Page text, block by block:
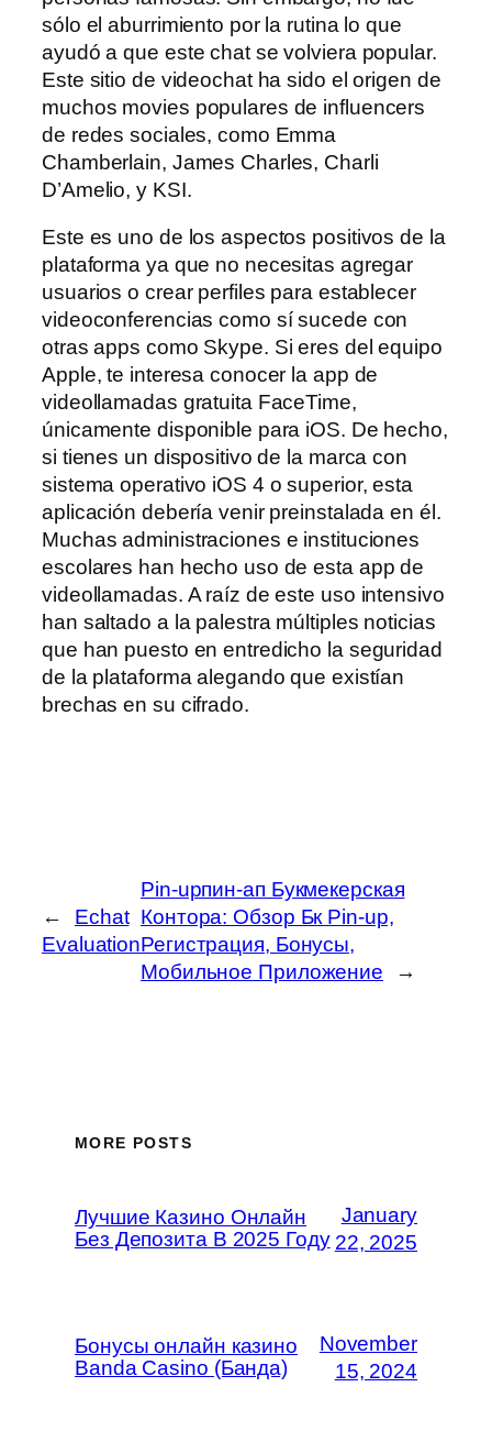
sólo el aburrimiento por la rutina lo que
ayudó a que este chat se volviera popular.
Este sitio de videochat ha sido el origen de
muchos movies populares de influencers
de redes sociales, como Emma
Chamberlain, James Charles, Charli
D’Amelio, y KSI.
Este es uno de los aspectos positivos de la
plataforma ya que no necesitas agregar
usuarios o crear perfiles para establecer
videoconferencias como sí sucede con
otras apps como Skype. Si eres del equipo
Apple, te interesa conocer la app de
videollamadas gratuita FaceTime,
únicamente disponible para iOS. De hecho,
si tienes un dispositivo de la marca con
sistema operativo iOS 4 o superior, esta
aplicación debería venir preinstalada en él.
Muchas administraciones e instituciones
escolares han hecho uso de esta app de
videollamadas. A raíz de este uso intensivo
han saltado a la palestra múltiples noticias
que han puesto en entredicho la seguridad
de la plataforma alegando que existían
brechas en su cifrado.
←
Echat
Evaluation
Pin-upпин-ап Букмекерская
Контора: Обзор Бк Pin-up,
Регистрация, Бонусы,
Мобильное Приложение
→
MORE POSTS
Лучшие Казино Онлайн
Без Депозита В 2025 Году
January
22, 2025
Бонусы онлайн казино
Banda Casino (Банда)
November
15, 2024